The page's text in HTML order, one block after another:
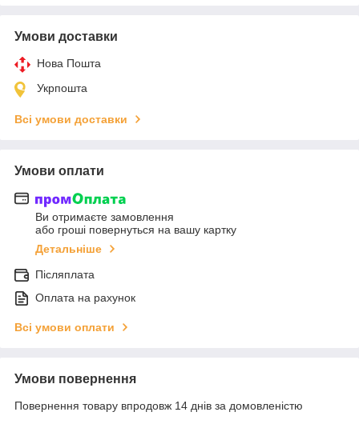
Умови доставки
Нова Пошта
Укрпошта
Всі умови доставки
Умови оплати
Ви отримаєте замовлення
або гроші повернуться на вашу картку
Детальніше
Післяплата
Оплата на рахунок
Всі умови оплати
Умови повернення
Повернення товару впродовж 14 днів за домовленістю